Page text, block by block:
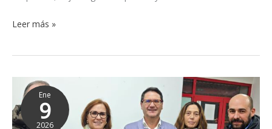
corriente
que
municipio
a
Leer más »
Ene
9
2026
PSOE
denuncia